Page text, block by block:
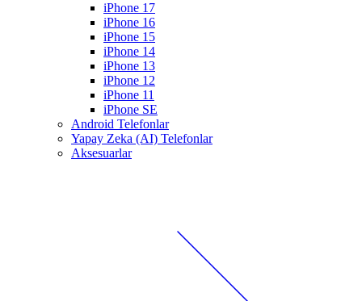
iPhone 17
iPhone 16
iPhone 15
iPhone 14
iPhone 13
iPhone 12
iPhone 11
iPhone SE
Android Telefonlar
Yapay Zeka (AI) Telefonlar
Aksesuarlar